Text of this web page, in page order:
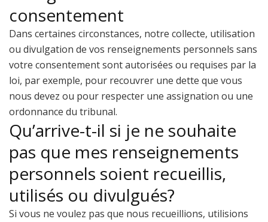
consentement
Dans certaines circonstances, notre collecte, utilisation
ou divulgation de vos renseignements personnels sans
votre consentement sont autorisées ou requises par la
loi, par exemple, pour recouvrer une dette que vous
nous devez ou pour respecter une assignation ou une
ordonnance du tribunal.
Qu’arrive-t-il si je ne souhaite
pas que mes renseignements
personnels soient recueillis,
utilisés ou divulgués?
Si vous ne voulez pas que nous recueillions, utilisions